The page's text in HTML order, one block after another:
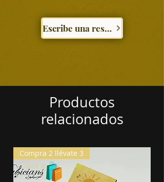
Escribe una reseña
Productos
relacionados
Compra 2 llévate 3